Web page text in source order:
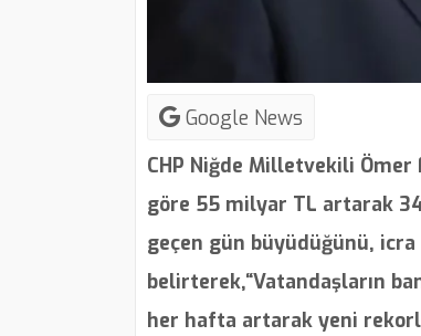
Google News
CHP Niğde Milletvekili Ömer
göre 55 milyar TL artarak
geçen gün büyüdüğünü, icra
belirterek,“Vatandaşların
her hafta artarak yeni